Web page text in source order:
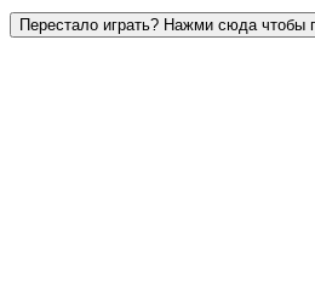
Перестало играть? Нажми сюда чтобы